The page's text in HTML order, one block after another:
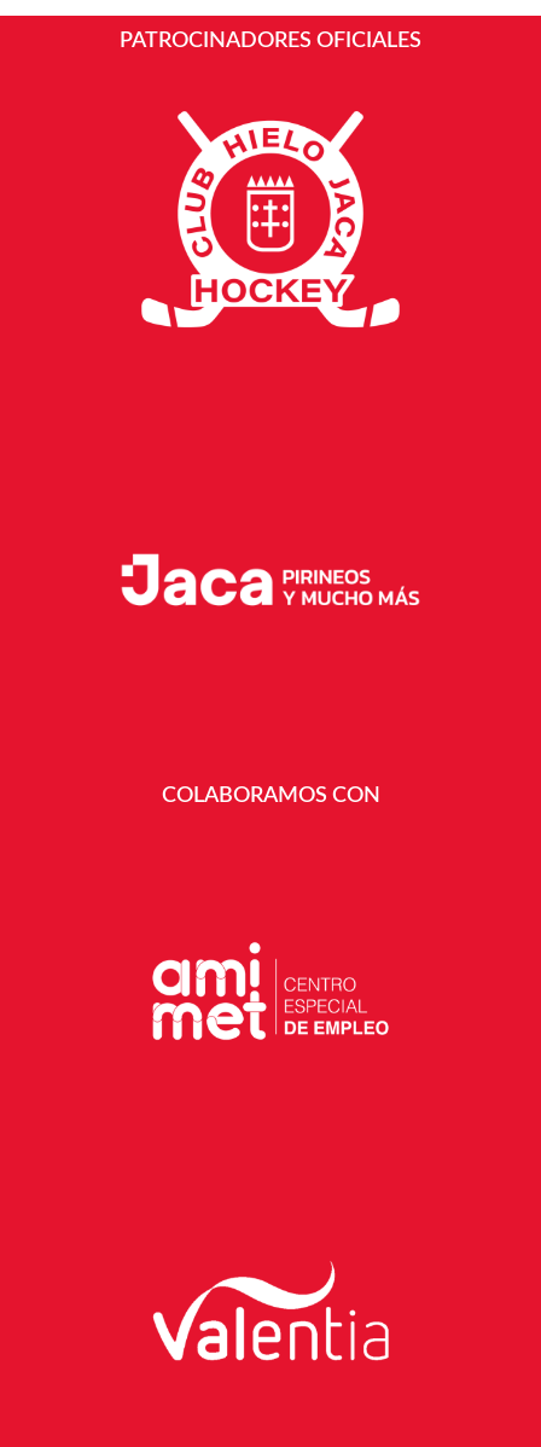
PATROCINADORES OFICIALES
COLABORAMOS CON